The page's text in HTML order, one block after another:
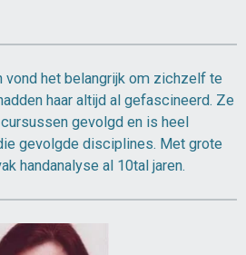
vond het belangrijk om zichzelf te
haar altijd al gefascineerd. Ze
gevolgd en is heel
gevolgde disciplines. Met grote
handanalyse al 10tal jaren.